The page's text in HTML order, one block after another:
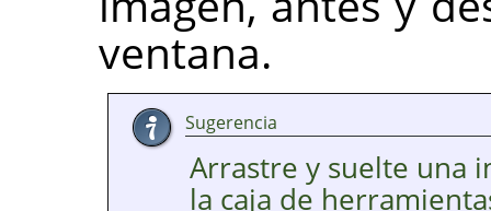
ventana.
Sugerencia
Arrastre y suelte una
la caja de